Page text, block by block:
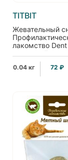
TITBIT
Жевательный
лакомство Dent
говядиной для
0.04 кг 72 ₽